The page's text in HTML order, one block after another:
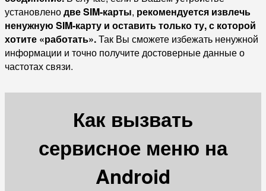
установленодве SIM-карты, рекомендуется извлечь
ненужную SIM-карту и оставить только ту, с которой
хотите «работать».Так Вы сможете избежать ненужной
информации и точно получите достоверные данные о
частотах связи.
Как вызвать
сервисное меню на
Android